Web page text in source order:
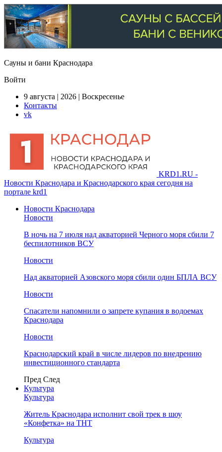
Сауны и бани Краснодара
Войти
9 августа | 2026 | Воскресенье
Контакты
vk
KRD1.RU -
Новости Краснодара и Краснодарского края сегодня на
портале krd1
Новости Краснодара
Новости
В ночь на 7 июля над акваторией Черного моря сбили 7
беспилотников ВСУ
Новости
Над акваторией Азовского моря сбили один БПЛА ВСУ
Новости
Спасатели напомнили о запрете купания в водоемах
Краснодара
Новости
Краснодарский край в числе лидеров по внедрению
инвестиционного стандарта
Пред След
Культура
Культура
Житель Краснодара исполнит свой трек в шоу
«Конфетка» на ТНТ
Культура